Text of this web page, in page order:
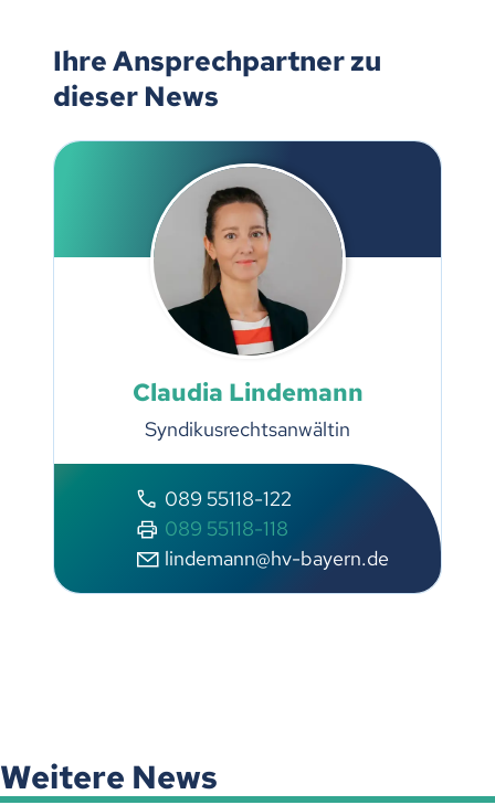
Ihre Ansprechpartner zu
dieser News
Claudia Lindemann
Syndikusrechtsanwältin
089 55118-122
089 55118-118
lindemann@hv-bayern.de
Weitere News